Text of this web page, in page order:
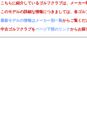
こちらに紹介しているゴルフクラブは、メーカ
このモデルの詳細な情報につきましては、各ゴ
最新モデルの情報はメーカー別一覧からご覧くだ
中古ゴルフクラブをページ下部のリンクからお探